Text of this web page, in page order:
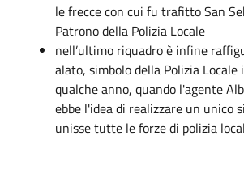
le frecce con cui fu trafitto San
Patrono della Polizia Locale
nell’ultimo riquadro è infine
alato, simbolo della Polizia
qualche anno, quando l'agente
ebbe l'idea di realizzare un unico
unisse tutte le forze di polizia